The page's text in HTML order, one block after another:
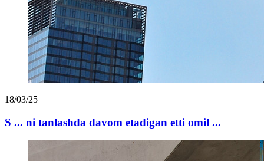
18/03/25
S ... ni tanlashda davom etadigan etti omil ...